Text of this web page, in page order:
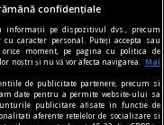
confidențiale
informații pe dispozitivul dvs., precum
caracter personal. Puteți accepta sau
moment, pe pagina cu politica de
noștri și nu vă vor afecta navigarea.
Mai
de publicitate partenere, precum si
date pentru a permite website-ului sa
publicitare afisate in functie de
aferente retelelor de socializare si